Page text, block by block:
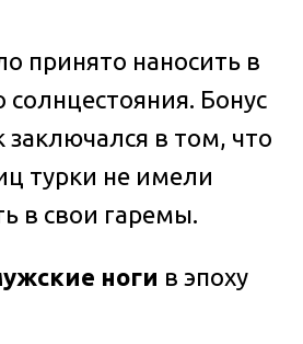
принято наносить в
солнцестояния. Бонус
заключался в том, что
турки не имели
в свои гаремы.
ноги в эпоху